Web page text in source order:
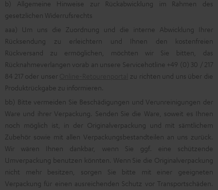
b) Allgemeine Hinweise zur Rückabwicklung im Rahmen des
gesetzlichen Widerrufsrechts
aaa) Um uns die Zuordnung und die interne Abwicklung Ihrer
Rücksendung zu erleichtern und Ihnen den kostenfreien
Rückversand zu ermöglichen, möchten wir Sie bitten, das
Rücknahmeverlangen vorab an unsere Servicehotline +49 (0) 30 / 217
84 217 oder unser
zu richten und uns über die
Produktrückgabe zu informieren.
bb) Bitte vermeiden Sie Beschädigungen und Verunreinigungen der
Ware und ihrer Verpackung. Senden Sie die Ware, soweit es Ihnen
noch möglich ist, in der Originalverpackung und mit sämtlichem
Zubehör sowie mit allen Verpackungsbestandteilen an uns zurück.
Wir wären Ihnen dankbar, wenn Sie ggf. eine schützende
Umverpackung benutzen könnten. Wenn Sie die Originalverpackung
nicht mehr besitzen, sorgen Sie bitte mit einer geeigneten
Verpackung für einen ausreichenden Schutz vor Transportschäden.